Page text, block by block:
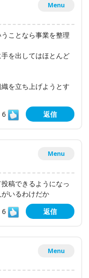
Menu
ことなら事業を整理
を出してはほとんど
を立ち上げようとす
6
返信
Menu
稿できるようになっ
いるわけだか
6
返信
Menu